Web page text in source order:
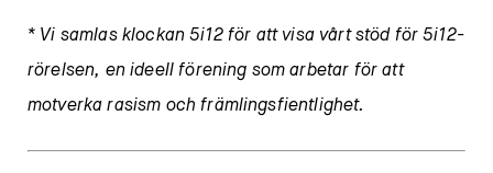
* Vi samlas klockan 5i12 för att visa vårt stöd för 5i12-
rörelsen, en ideell förening som arbetar för att
motverka rasism och främlingsfientlighet.